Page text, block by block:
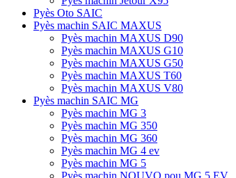
Pyès Oto SAIC
Pyès machin SAIC MAXUS
Pyès machin MAXUS D90
Pyès machin MAXUS G10
Pyès machin MAXUS G50
Pyès machin MAXUS T60
Pyès machin MAXUS V80
Pyès machin SAIC MG
Pyès machin MG 3
Pyès machin MG 350
Pyès machin MG 360
Pyès machin MG 4 ev
Pyès machin MG 5
Pyès machin NOUVO pou MG 5 EV